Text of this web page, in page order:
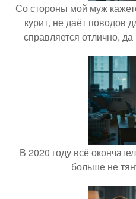
Со стороны мой муж
курит, не даёт поводов
справляется отлично,
В 2020 году всё
больше не